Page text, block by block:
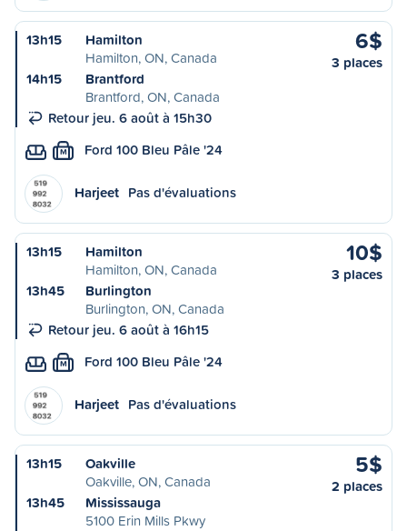
13h15
Hamilton
Hamilton, ON, Canada
14h15
Brantford
Brantford, ON, Canada
Retour jeu. 6 août à 15h30
6$
3 places
M Ford 100 Bleu Pâle '24
Harjeet Pas d'évaluations
13h15
Hamilton
Hamilton, ON, Canada
13h45
Burlington
Burlington, ON, Canada
Retour jeu. 6 août à 16h15
10$
3 places
M Ford 100 Bleu Pâle '24
Harjeet Pas d'évaluations
13h15
Oakville
Oakville, ON, Canada
13h45
Mississauga
5100 Erin Mills Pkwy
5$
2 places